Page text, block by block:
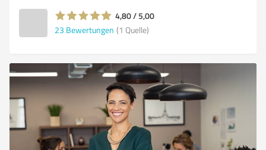
4,80 / 5,00
23 Bewertungen (1 Quelle)